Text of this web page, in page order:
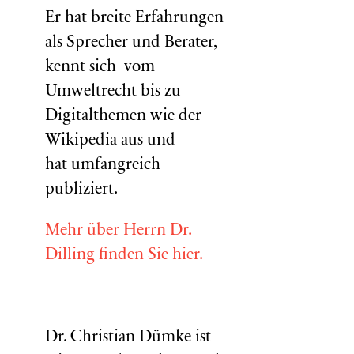
Er hat breite Erfahrungen
als Sprecher und Berater,
kennt sich vom
Umweltrecht bis zu
Digitalthemen wie der
Wikipedia aus und
hat umfangreich
publiziert.
Mehr über Herrn Dr.
Dilling finden Sie hier.
Dr. Christian Dümke ist